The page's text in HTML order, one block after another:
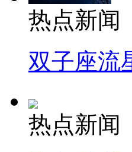
热点新闻
双子座流
热点新闻